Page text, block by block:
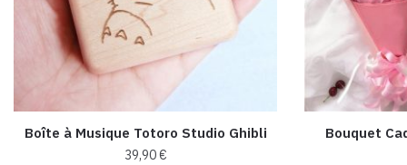
Boîte à Musique Totoro Studio Ghibli
39,90€
Bouquet